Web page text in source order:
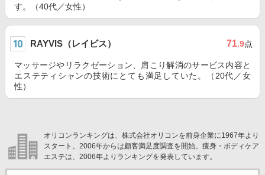
す。（40代／女性）
RAYVIS（レイビス） 71.9点
マッサージやリラクゼーション、肩こり解消のサービス内容と
エステティシャンの技術にとても満足していた。（20代／女
性）
オリコンランキングは、株式会社オリコンを前身企業に1967年より
スタート。2006年からは顧客満足度調査を開始。痩身・ボディケア
エステは、2006年よりランキングを発表しています。